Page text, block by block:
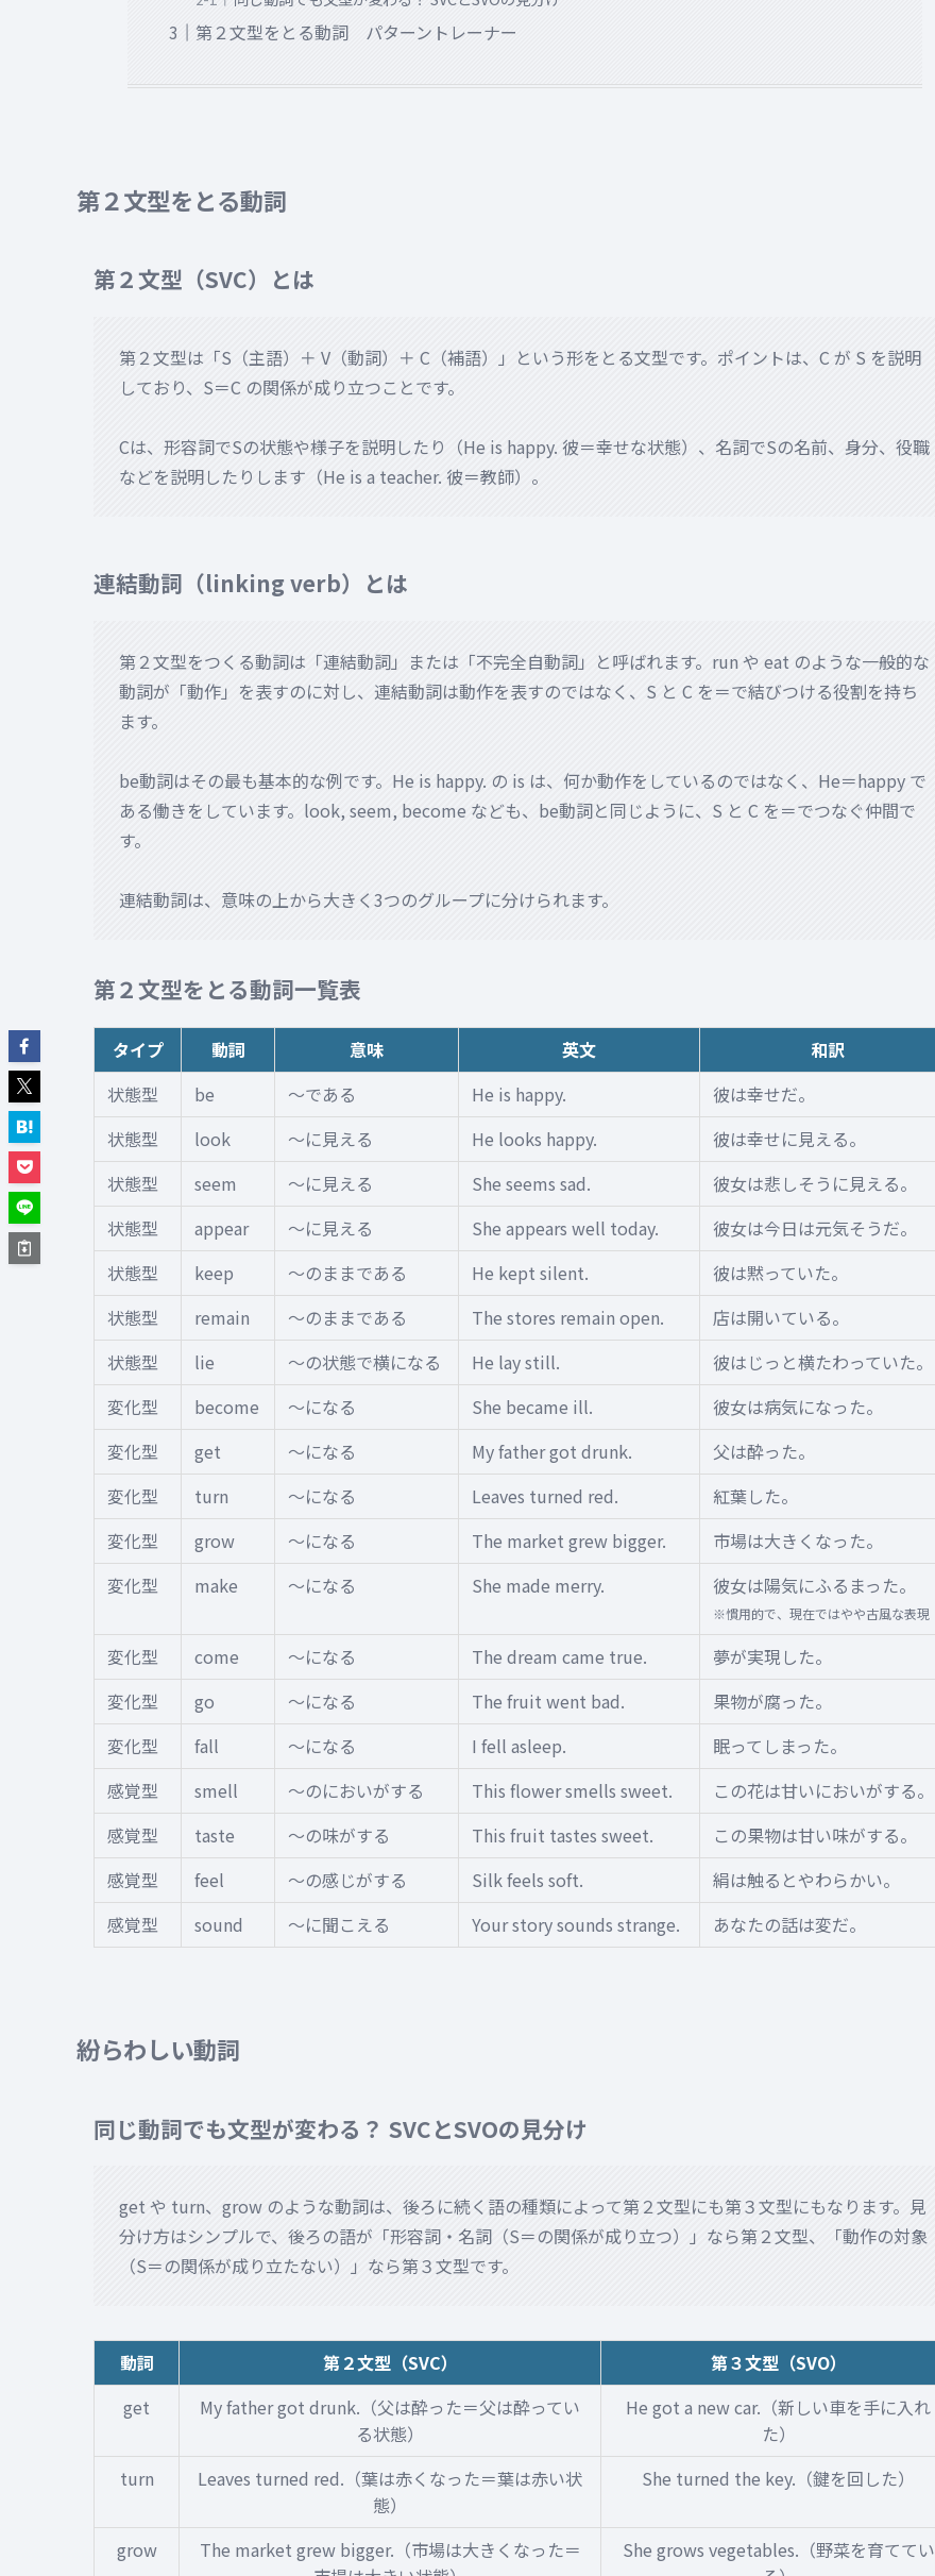
第２文型をとる動詞 パターントレーナー
第２文型をとる動詞
第２文型（SVC）とは
第２文型は「S（主語）＋ V（動詞）＋ C（補語）」という形をとる文型です。ポイントは、C が S を説明
しており、S＝C の関係が成り立つことです。
Cは、形容詞でSの状態や様子を説明したり（He is happy. 彼＝幸せな状態）、名詞でSの名前、身分、役職
などを説明したりします（He is a teacher. 彼＝教師）。
連結動詞（linking verb）とは
第２文型をつくる動詞は「連結動詞」または「不完全自動詞」と呼ばれます。run や eat のような一般的な
動詞が「動作」を表すのに対し、連結動詞は動作を表すのではなく、S と C を＝で結びつける役割を持ち
ます。
be動詞はその最も基本的な例です。He is happy. の is は、何か動作をしているのではなく、He＝happy で
ある働きをしています。look, seem, become なども、be動詞と同じように、S と C を＝でつなぐ仲間で
す。
連結動詞は、意味の上から大きく3つのグループに分けられます。
第２文型をとる動詞一覧表
タイプ 動詞 意味 英文
和訳
状態型
be 〜である He is happy.
彼は幸せだ。
状態型
look 〜に見える He looks happy.
彼は幸せに見える。
状態型
seem 〜に見える She seems sad.
彼女は悲しそうに見える。
状態型
appear 〜に見える She appears well today.
彼女は今日は元気そうだ。
状態型
keep 〜のままである He kept silent.
彼は黙っていた。
状態型
remain 〜のままである The stores remain open.
店は開いている。
状態型
lie 〜の状態で横になる He lay still.
彼はじっと横たわっていた。
変化型
become 〜になる She became ill.
彼女は病気になった。
変化型
get 〜になる My father got drunk.
父は酔った。
変化型
turn 〜になる Leaves turned red.
紅葉した。
変化型
grow 〜になる The market grew bigger.
市場は大きくなった。
変化型
make 〜になる She made merry. 彼女は陽気にふるまった。
※慣用的で、現在ではやや古風な表現
変化型 come 〜になる The dream came true.
夢が実現した。
変化型
go 〜になる The fruit went bad.
果物が腐った。
変化型
fall 〜になる I fell asleep.
眠ってしまった。
感覚型
smell 〜のにおいがする This flower smells sweet.
この花は甘いにおいがする。
感覚型
taste 〜の味がする This fruit tastes sweet.
この果物は甘い味がする。
感覚型
feel 〜の感じがする Silk feels soft.
絹は触るとやわらかい。
感覚型
sound 〜に聞こえる Your story sounds strange. あなたの話は変だ。
紛らわしい動詞
同じ動詞でも文型が変わる？ SVCとSVOの見分け
get や turn、grow のような動詞は、後ろに続く語の種類によって第２文型にも第３文型にもなります。見
分け方はシンプルで、後ろの語が「形容詞・名詞（S＝の関係が成り立つ）」なら第２文型、「動作の対象
（S＝の関係が成り立たない）」なら第３文型です。
動詞 第２文型（SVC）
第３文型（SVO）
get
My father got drunk.（父は酔った＝父は酔ってい
る状態）
He got a new car.（新しい車を手に入れ
た）
turn
Leaves turned red.（葉は赤くなった＝葉は赤い状
態）
She turned the key.（鍵を回した）
grow
The market grew bigger.（市場は大きくなった＝
She grows vegetables.（野菜を育ててい